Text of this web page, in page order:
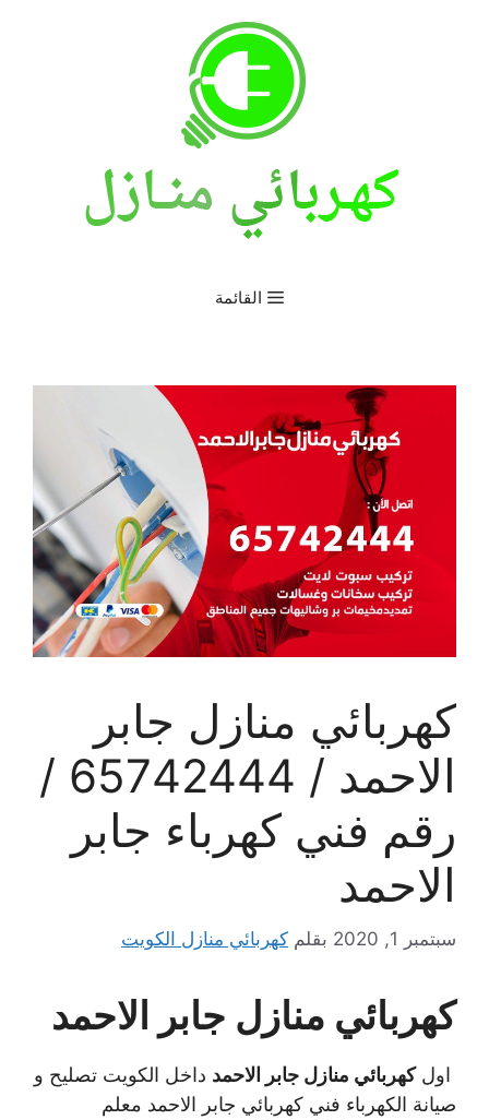
القائمة
كهربائي منازل جابر
الاحمد / 65742444 /
رقم فني كهرباء جابر
الاحمد
سبتمبر 1, 2020 بقلم كهربائي منازل الكويت
كهربائي منازل جابر الاحمد
اولكهربائي منازل جابر الاحمد داخل الكويت تصليح و
صيانة الكهرباء فني كهربائي جابر الاحمد معلم